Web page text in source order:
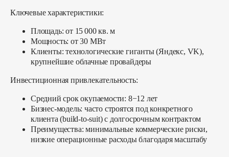
Ключевые характеристики:
Площадь: от 15 000 кв. м
Мощность: от 30 МВт
Клиенты: технологические гиганты (Яндекс, VK),
крупнейшие облачные провайдеры
Инвестиционная привлекательность:
Средний срок окупаемости: 8−12 лет
Бизнес-модель: часто строятся под конкретного
клиента (build-to-suit) с долгосрочным контрактом
Преимущества: минимальные коммерческие риски,
низкие операционные расходы благодаря масштабу